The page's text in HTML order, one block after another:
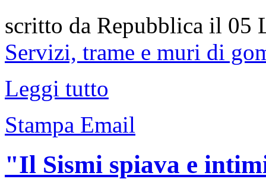
scritto da Repubblica il 05
Servizi, trame e muri di
Leggi tutto
Stampa Email
"Il Sismi spiava e